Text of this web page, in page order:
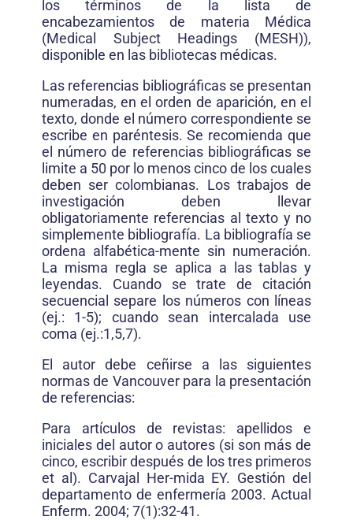
los términos de la lista de
encabezamientos de materia Médica
(Medical Subject Headings (MESH)),
disponible en las bibliotecas médicas.
Las referencias bibliográficas se presentan
numeradas, en el orden de aparición, en el
texto, donde el número correspondiente se
escribe en paréntesis. Se recomienda que
el número de referencias bibliográficas se
limite a 50 por lo menos cinco de los cuales
deben ser colombianas. Los trabajos de
investigación deben llevar
obligatoriamente referencias al texto y no
simplemente bibliografía. La bibliografía se
ordena alfabética-mente sin numeración.
La misma regla se aplica a las tablas y
leyendas. Cuando se trate de citación
secuencial separe los números con líneas
(ej.: 1-5); cuando sean intercalada use
coma (ej.:1,5,7).
El autor debe ceñirse a las siguientes
normas de Vancouver para la presentación
de referencias:
Para artículos de revistas: apellidos e
iniciales del autor o autores (si son más de
cinco, escribir después de los tres primeros
et al). Carvajal Her-mida EY. Gestión del
departamento de enfermería 2003. Actual
Enferm. 2004; 7(1):32-41.